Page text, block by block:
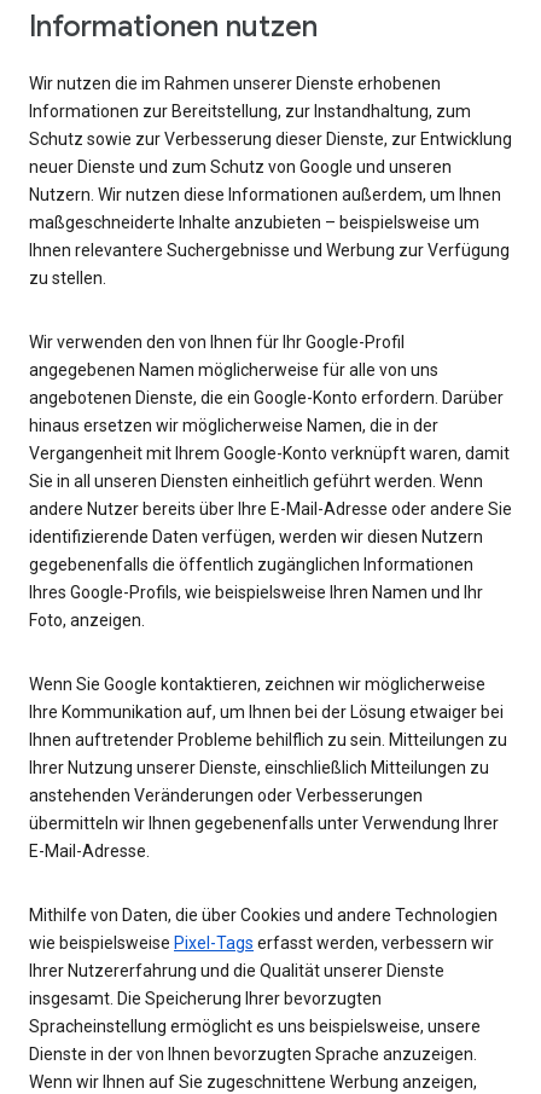
Informationen nutzen
Wir nutzen die im Rahmen unserer Dienste erhobenen
Informationen zur Bereitstellung, zur Instandhaltung, zum
Schutz sowie zur Verbesserung dieser Dienste, zur Entwicklung
neuer Dienste und zum Schutz von Google und unseren
Nutzern. Wir nutzen diese Informationen außerdem, um Ihnen
maßgeschneiderte Inhalte anzubieten – beispielsweise um
Ihnen relevantere Suchergebnisse und Werbung zur Verfügung
zu stellen.
Wir verwenden den von Ihnen für Ihr Google-Profil
angegebenen Namen möglicherweise für alle von uns
angebotenen Dienste, die ein Google-Konto erfordern. Darüber
hinaus ersetzen wir möglicherweise Namen, die in der
Vergangenheit mit Ihrem Google-Konto verknüpft waren, damit
Sie in all unseren Diensten einheitlich geführt werden. Wenn
andere Nutzer bereits über Ihre E-Mail-Adresse oder andere Sie
identifizierende Daten verfügen, werden wir diesen Nutzern
gegebenenfalls die öffentlich zugänglichen Informationen
Ihres Google-Profils, wie beispielsweise Ihren Namen und Ihr
Foto, anzeigen.
Wenn Sie Google kontaktieren, zeichnen wir möglicherweise
Ihre Kommunikation auf, um Ihnen bei der Lösung etwaiger bei
Ihnen auftretender Probleme behilflich zu sein. Mitteilungen zu
Ihrer Nutzung unserer Dienste, einschließlich Mitteilungen zu
anstehenden Veränderungen oder Verbesserungen
übermitteln wir Ihnen gegebenenfalls unter Verwendung Ihrer
E-Mail-Adresse.
Mithilfe von Daten, die über Cookies und andere Technologien
wie beispielsweise Pixel-Tags erfasst werden, verbessern wir
Ihrer Nutzererfahrung und die Qualität unserer Dienste
insgesamt. Die Speicherung Ihrer bevorzugten
Spracheinstellung ermöglicht es uns beispielsweise, unsere
Dienste in der von Ihnen bevorzugten Sprache anzuzeigen.
Wenn wir Ihnen auf Sie zugeschnittene Werbung anzeigen,